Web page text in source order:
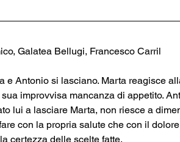
Galatea Bellugi, Francesco Carril
e Antonio si lasciano. Marta reagisce
improvvisa mancanza di appetito.
lui a lasciare Marta, non riesce a
con la propria salute che con il
certezza delle scelte fatte.